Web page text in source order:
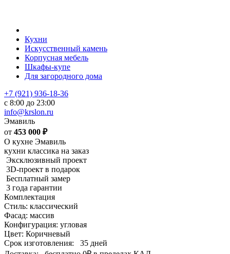
Кухни
Искусственный камень
Корпусная мебель
Шкафы-купе
Для загородного дома
+7 (921) 936-18-36
с 8:00 до 23:00
info@krslon.ru
Эмавиль
от 453 000 ₽
О кухне Эмавиль
кухни классика на заказ
Эксклюзивный проект
3D-проект в подарок
Бесплатный замер
3 года гарантии
Комплектация
Стиль: классический
Фасад: массив
Конфигурация: угловая
Цвет: Коричневый
Срок изготовления:
35 дней